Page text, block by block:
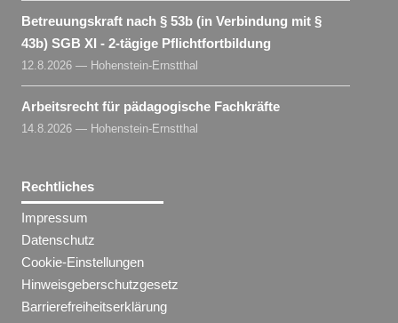
Betreuungskraft nach § 53b (in Verbindung mit §
43b) SGB XI - 2-tägige Pflichtfortbildung
12.8.2026 — Hohenstein-Ernstthal
Arbeitsrecht für pädagogische Fachkräfte
14.8.2026 — Hohenstein-Ernstthal
Rechtliches
Impressum
Datenschutz
Cookie-Einstellungen
Hinweisgeberschutzgesetz
Barrierefreiheitserklärung